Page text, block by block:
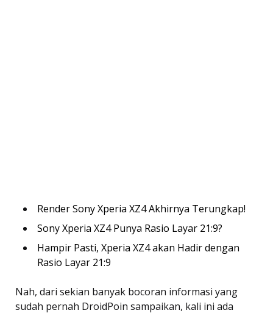
Render Sony Xperia XZ4 Akhirnya Terungkap!
Sony Xperia XZ4 Punya Rasio Layar 21:9?
Hampir Pasti, Xperia XZ4 akan Hadir dengan
Rasio Layar 21:9
Nah, dari sekian banyak bocoran informasi yang
sudah pernah DroidPoin sampaikan, kali ini ada